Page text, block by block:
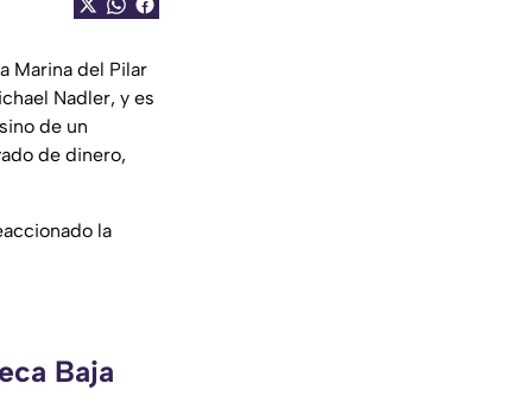
Marina del Pilar
Nadler, y es
de un
de dinero,
la
Baja